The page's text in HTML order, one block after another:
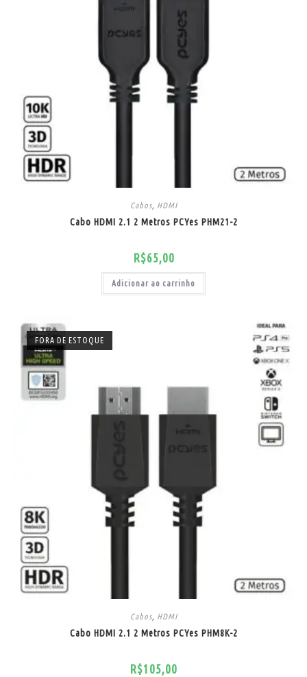
Cabos, HDMI
Cabo HDMI 2.1 2 Metros PCYes PHM21-2
R$65,00
Adicionar ao carrinho
FORA DE ESTOQUE
Cabos, HDMI
Cabo HDMI 2.1 2 Metros PCYes PHM8K-2
R$105,00